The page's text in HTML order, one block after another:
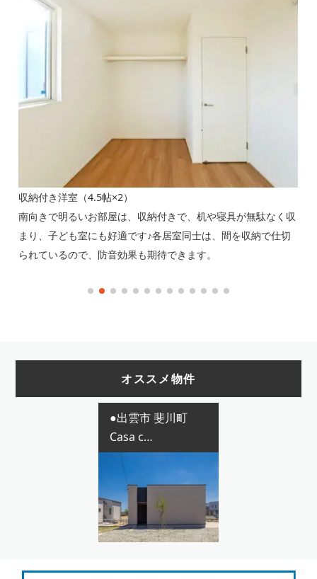
収納付き洋室（4.5帖×2）
南向きで明るいお部屋は、収納付きで、机や寝具が無駄なく収
まり、子ども室にも好適です♪各居室同士は、間を収納で仕切
られているので、防音効果も期待できます。
オススメ物件
●出雲市 斐川町
Casa c…